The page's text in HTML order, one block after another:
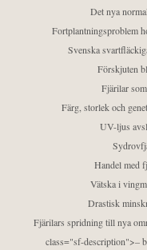
Det nya
Fortplantningsproblem
Svenska
Förskjuten
Fjärilar
Färg, storlek och
UV-ljus
Handel med
Vätska i
Drastisk
Fjärilars spridning till nya
class="sf-description">–